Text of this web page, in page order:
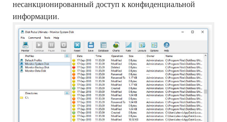
несанкционированный доступ к конфиденциальной
информации.